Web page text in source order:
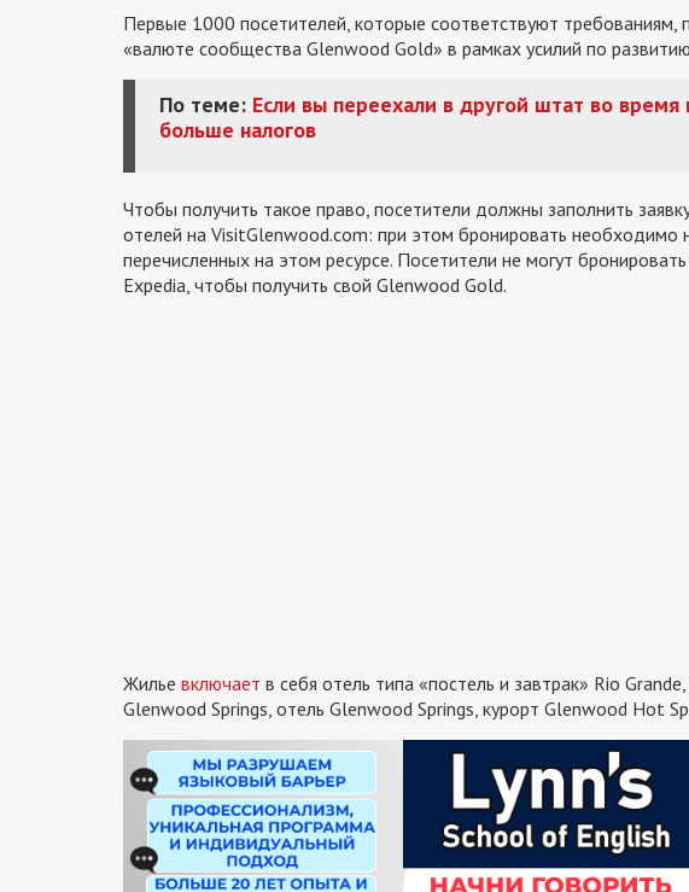
Первые 1000 посетителей, которые соответствуют
«валюте сообщества Glenwood Gold» в рамках усилий по
По теме: Если вы переехали в другой штат во
больше налогов
Чтобы получить такое право, посетители должны заполнить
отелей на VisitGlenwood.com: при этом бронировать необходимо
перечисленных на этом ресурсе. Посетители не могут
Expedia, чтобы получить свой Glenwood Gold.
Жилье включает в себя отель типа «постель и завтрак» Rio
Glenwood Springs, отель Glenwood Springs, курорт Glenwood Hot